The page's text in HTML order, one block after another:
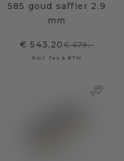
585 goud saffier 2.9
mm
€ 543,20€ 679,-
Excl. Tax & BTW